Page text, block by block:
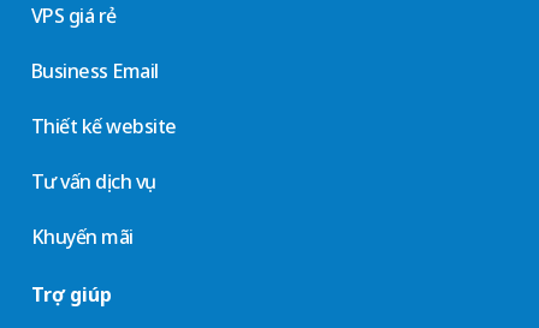
VPS giá rẻ
Business Email
Thiết kế website
Tư vấn dịch vụ
Khuyến mãi
Trợ giúp